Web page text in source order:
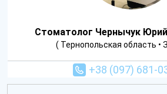
Стоматолог Чернычук
( Тернопольская область •
+38 (097) 681-